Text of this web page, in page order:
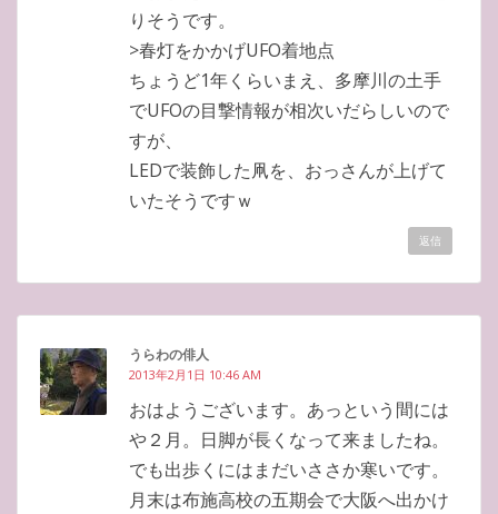
りそうです。
>春灯をかかげUFO着地点
ちょうど1年くらいまえ、多摩川の土手
でUFOの目撃情報が相次いだらしいので
すが、
LEDで装飾した凧を、おっさんが上げて
いたそうですｗ
返信
うらわの俳人
2013年2月1日 10:46 AM
おはようございます。あっという間には
や２月。日脚が長くなって来ましたね。
でも出歩くにはまだいささか寒いです。
月末は布施高校の五期会で大阪へ出かけ